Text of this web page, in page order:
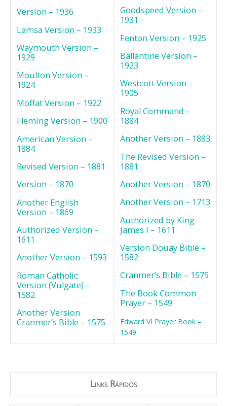
Version – 1936
Lamsa Version – 1933
Waymouth Version –
1929
Moulton Version –
1924
Moffat Version – 1922
Fleming Version – 1900
American Version –
1884
Revised Version – 1881
Version – 1870
Another English
Version – 1869
Authorized Version –
1611
Another Version – 1593
Roman Catholic
Version (Vulgate) –
1582
Another Version
Cranmer’s Bible – 1575
Goodspeed Version –
1931
Fenton Version – 1925
Ballantine Version –
1923
Westcott Version –
1905
Royal Command –
1884
Another Version – 1883
The Revised Version –
1881
Another Version – 1870
Another Version – 1713
Authorized by King
James I – 1611
Version Douay Bible –
1582
Cranmer’s Bible – 1575
The Book Common
Prayer – 1549
Edward VI Prayer Book –
1549
Links Rápidos